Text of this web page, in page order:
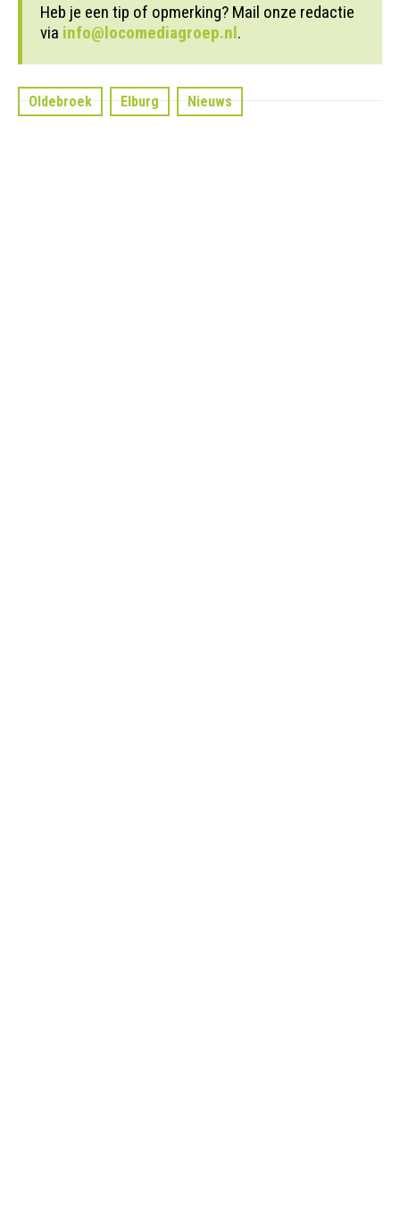
Heb je een tip of opmerking? Mail onze redactie
via info@locomediagroep.nl.
Oldebroek Elburg Nieuws